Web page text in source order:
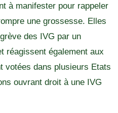
à manifester pour rappeler
une grossesse. Elles
des IVG par un
réagissent également aux
votées dans plusieurs Etats
ouvrant droit à une IVG